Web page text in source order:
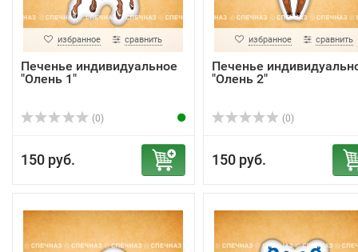
избранное сравнить
Печенье индивидуальное
"Олень 1"
(0)
150 руб.
избранное сравнить
Печенье
"Олень 2"
(0)
150 руб.